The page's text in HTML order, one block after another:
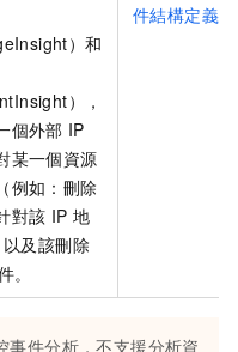
）和
），
個外部 IP
某一個資源
例如：刪除
對該 IP 地
及該刪除
。
件結構定義
件分析，不支援分析資